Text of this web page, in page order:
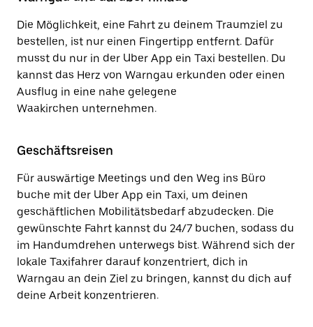
Die Möglichkeit, eine Fahrt zu deinem Traumziel zu
bestellen, ist nur einen Fingertipp entfernt. Dafür
musst du nur in der Uber App ein Taxi bestellen. Du
kannst das Herz von Warngau erkunden oder einen
Ausflug in eine nahe gelegene
Waakirchen unternehmen.
Geschäftsreisen
Für auswärtige Meetings und den Weg ins Büro
buche mit der Uber App ein Taxi, um deinen
geschäftlichen Mobilitätsbedarf abzudecken. Die
gewünschte Fahrt kannst du 24/7 buchen, sodass du
im Handumdrehen unterwegs bist. Während sich der
lokale Taxifahrer darauf konzentriert, dich in
Warngau an dein Ziel zu bringen, kannst du dich auf
deine Arbeit konzentrieren.